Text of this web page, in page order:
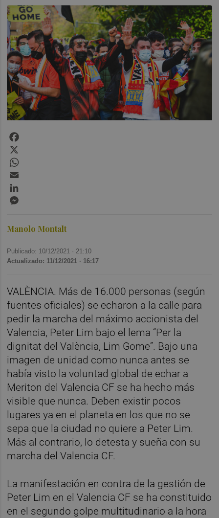
Manolo Montalt
Publicado: 10/12/2021 · 21:10
Actualizado: 11/12/2021 · 16:17
VALÈNCIA. Más de 16.000 personas (según
fuentes oficiales) se echaron a la calle para
pedir la marcha del máximo accionista del
Valencia, Peter Lim bajo el lema “Per la
dignitat del València, Lim Gome”. Bajo una
imagen de unidad como nunca antes se
había visto la voluntad global de echar a
Meriton del Valencia CF se ha hecho más
visible que nunca. Deben existir pocos
lugares ya en el planeta en los que no se
sepa que la ciudad no quiere a Peter Lim.
Más al contrario, lo detesta y sueña con su
marcha del Valencia CF.
La manifestación en contra de la gestión de
Peter Lim en el Valencia CF se ha constituido
en el segundo golpe multitudinario a la hora